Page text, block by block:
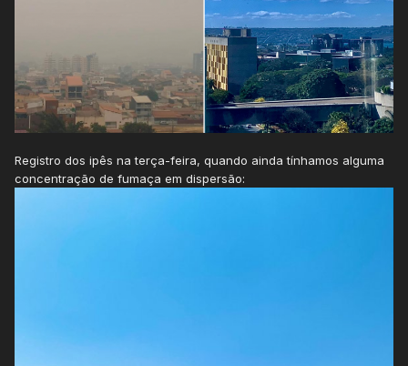
Registro dos ipês na terça-feira, quando ainda tínhamos alguma
concentração de fumaça em dispersão: